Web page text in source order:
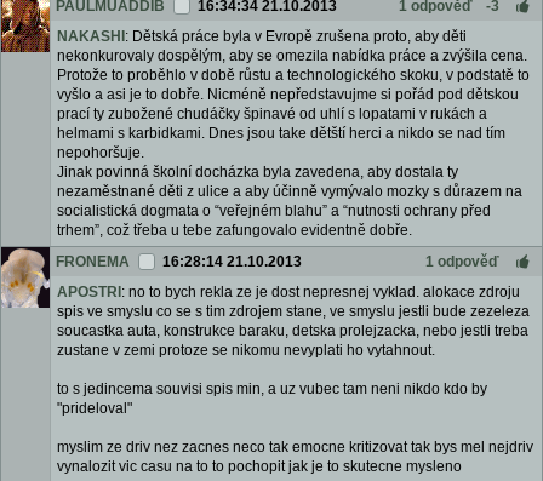
PAULMUADDIB
16:34:34 21.10.2013 1 odpověď
-3
NAKASHI : Dětská práce byla v Evropě zrušena proto, aby děti
nekonkurovaly dospělým, aby se omezila nabídka práce a zvýšila cena.
Protože to proběhlo v době růstu a technologického skoku, v podstatě to
vyšlo a asi je to dobře. Nicméně nepředstavujme si pořád pod dětskou
prací ty zubožené chudáčky špinavé od uhlí s lopatami v rukách a
helmami s karbidkami. Dnes jsou take dětští herci a nikdo se nad tím
nepohoršuje.
Jinak povinná školní docházka byla zavedena, aby dostala ty
nezaměstnané děti z ulice a aby účinně vymývalo mozky s důrazem na
socialistická dogmata o “veřejném blahu” a “nutnosti ochrany před
trhem”, což třeba u tebe zafungovalo evidentně dobře.
FRONEMA
16:28:14 21.10.2013
1 odpověď
APOSTRI : no to bych rekla ze je dost nepresnej vyklad. alokace zdroju
spis ve smyslu co se s tim zdrojem stane, ve smyslu jestli bude zezeleza
soucastka auta, konstrukce baraku, detska prolejzacka, nebo jestli treba
zustane v zemi protoze se nikomu nevyplati ho vytahnout.
to s jedincema souvisi spis min, a uz vubec tam neni nikdo kdo by
"prideloval"
myslim ze driv nez zacnes neco tak emocne kritizovat tak bys mel nejdriv
vynalozit vic casu na to to pochopit jak je to skutecne mysleno